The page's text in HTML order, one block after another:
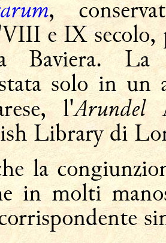
,
e IX
Baviera. La
solo in un
l'Arundel
Library di
la
in molti